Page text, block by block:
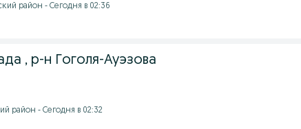
район - Сегодня в 02:36
, р-н Гоголя-Ауэзова
район - Сегодня в 02:32